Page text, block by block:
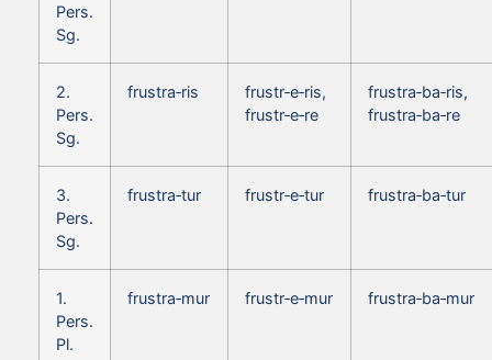
Pers.
Sg.
2.
Pers.
Sg.
frustra‑ris
frustr‑e‑ris,
frustr‑e‑re
frustra‑ba‑ris,
frustra‑ba‑re
3.
Pers.
Sg.
frustra‑tur frustr‑e‑tur frustra‑ba‑tur
1.
Pers.
Pl.
frustra‑mur frustr‑e‑mur frustra‑ba‑mur